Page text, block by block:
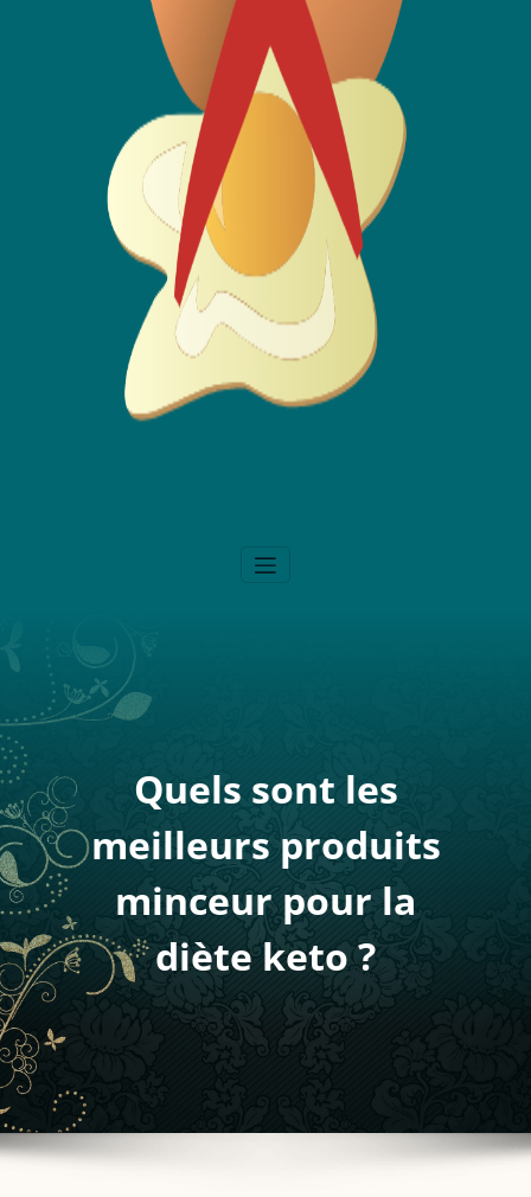
Quels sont les
meilleurs produits
minceur pour la
diète keto ?